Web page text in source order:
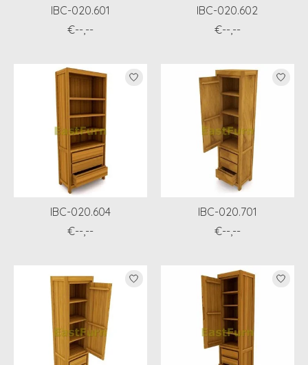
IBC-020.601
€--,--
IBC-020.602
€--,--
IBC-020.604
€--,--
IBC-020.701
€--,--